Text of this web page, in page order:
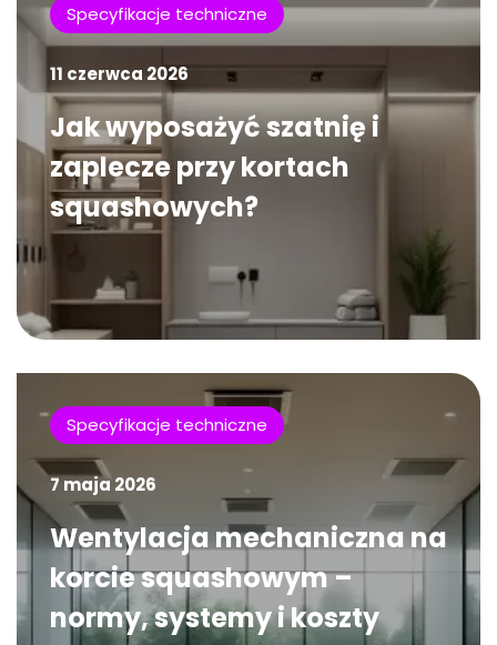
Specyfikacje techniczne
11 czerwca 2026
Jak wyposażyć szatnię i
zaplecze przy kortach
squashowych?
Specyfikacje techniczne
7 maja 2026
Wentylacja mechaniczna na
korcie squashowym –
normy, systemy i koszty